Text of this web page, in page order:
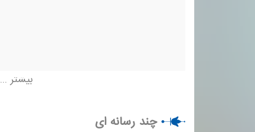
بیشتر ...
چند رسانه ای